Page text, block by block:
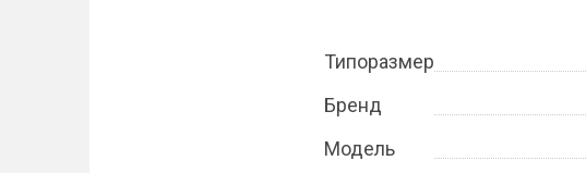
Типоразмер
Бренд
Модель